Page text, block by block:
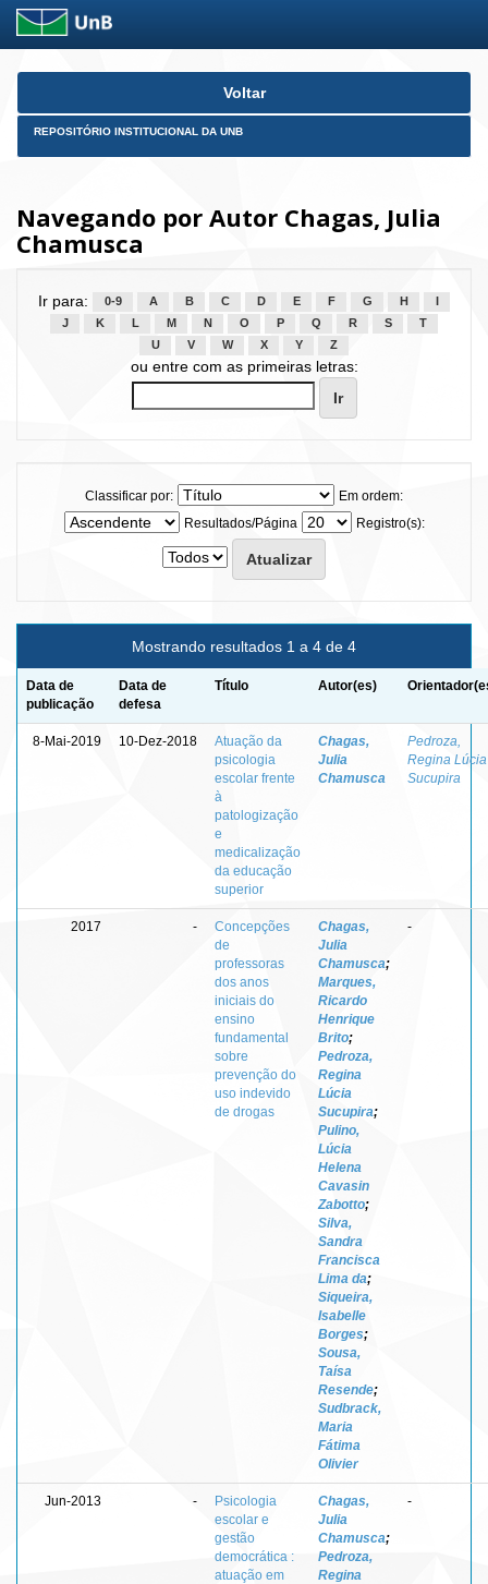
Skip
Voltar
REPOSITÓRIO INSTITUCIONAL DA UNB
Navegando por Autor Chagas, Julia
Chamusca
Ir para: 0-9 A B C D E F G H
J
K L M N O P Q R S
T
U
V W X Y Z
ou entre com as primeiras letras:
Classificar por:
Em ordem:
Resultados/Página
Registro(s):
Mostrando resultados 1 a 4 de 4
Data de
publicação
Data de
defesa
Título Autor(es)
8-Mai-2019 10-Dez-2018
Atuação da
psicologia
escolar frente
à
patologização
e
medicalização
da educação
superior
Chagas,
Julia
Chamusca
Pedroza,
Regina Lúcia
Sucupira
2017 -
Concepções
de
professoras
dos anos
iniciais do
ensino
fundamental
sobre
prevenção do
uso indevido
de drogas
Chagas,
Julia
Chamusca;
Marques,
Ricardo
Henrique
Brito;
Pedroza,
Regina
Lúcia
Sucupira;
Pulino,
Lúcia
Helena
Cavasin
Zabotto;
Silva,
Sandra
Francisca
Lima da;
Siqueira,
Isabelle
Borges;
Sousa,
Taísa
Resende;
Sudbrack,
Maria
Fátima
Olivier
-
Jun-2013 -
Psicologia
escolar e
gestão
democrática :
atuação em
Chagas,
Julia
Chamusca;
Pedroza,
Regina
-